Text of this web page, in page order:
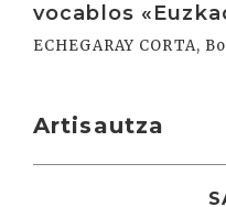
vocablos
ECHEGARAY CORTA,
Artisautza